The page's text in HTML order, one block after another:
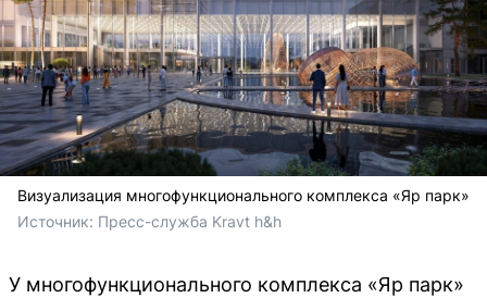
Визуализация многофункционального комплекса «Яр парк»
Источник: Пресс-служба Kravt h&h
У многофункционального комплекса «Яр парк»